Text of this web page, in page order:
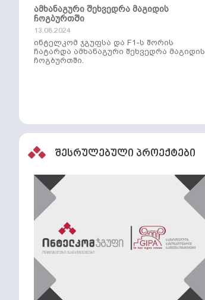
ამხანაგური შეხვედრა მაგიდის
ჩოგბურთში
13.08.2024
ინტელკომ ჯგუფსა და F1-ს შორის
ჩატარდა ამხანაგური შეხვედრა მაგიდის
ჩოგბურთში.
შესრულებული პროექტები